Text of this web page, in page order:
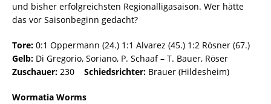
und bisher erfolgreichsten Regionalligasaison. Wer hätte
das vor Saisonbeginn gedacht?
Tore: 0:1 Oppermann (24.) 1:1 Alvarez (45.) 1:2 Rösner (67.)
Gelb: Di Gregorio, Soriano, P. Schaaf – T. Bauer, Röser
Zuschauer: 230 Schiedsrichter: Brauer (Hildesheim)
Wormatia Worms